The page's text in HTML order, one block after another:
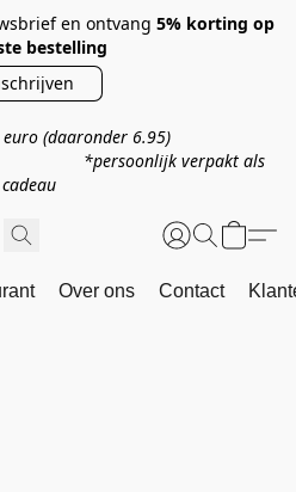
en ontvang 5% korting op
bestelling
(daaronder 6.95)
verpakt als
cadeau
Over ons Contact